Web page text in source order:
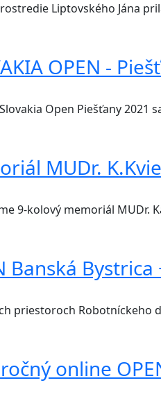
Liptovského Jána
OPEN -
Open Piešťany 2021
MUDr.
9-kolový memoriál MUDr.
Banská
priestoroch Robotníckeho
online